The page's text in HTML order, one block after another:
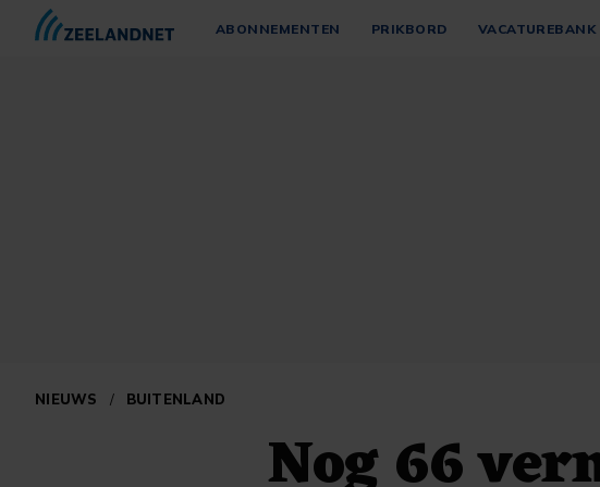
ABONNEMENTEN PRIKBORD VACATUREBANK
NIEUWS / BUITENLAND